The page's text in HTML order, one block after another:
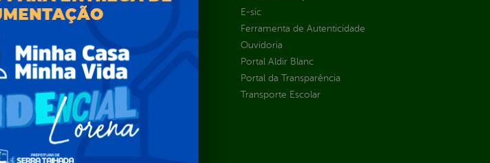
Consulte sua Solicitação
Estatísticas
Formulários
Prazos e autoridades
Sic Físico
Solicitar Recurso
Solicitar um pedido
E-sic
Ferramenta de Autenticidade
Ouvidoria
Portal Aldir Blanc
Portal da Transparência
Transporte Escolar